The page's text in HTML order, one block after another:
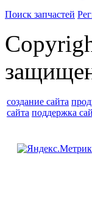
Поиск запчастей
создание сайта
сайта поддержка